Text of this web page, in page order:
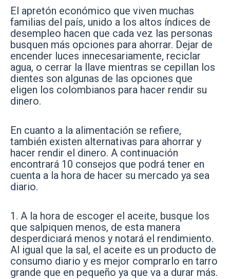
El apretón económico que viven muchas
familias del país, unido a los altos índices de
desempleo hacen que cada vez las personas
busquen más opciones para ahorrar. Dejar de
encender luces innecesariamente, reciclar
agua, o cerrar la llave mientras se cepillan los
dientes son algunas de las opciones que
eligen los colombianos para hacer rendir su
dinero.
En cuanto a la alimentación se refiere,
también existen alternativas para ahorrar y
hacer rendir el dinero. A continuación
encontrará 10 consejos que podrá tener en
cuenta a la hora de hacer su mercado ya sea
diario.
1. A la hora de escoger el aceite, busque los
que salpiquen menos, de esta manera
desperdiciará menos y notará el rendimiento.
Al igual que la sal, el aceite es un producto de
consumo diario y es mejor comprarlo en tarro
grande que en pequeño ya que va a durar más.